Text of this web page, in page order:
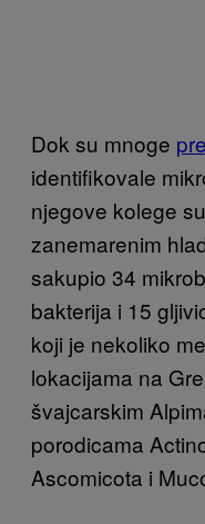
Dok su mnoge
identifikovale
njegove kolege
zanemarenim
sakupio 34
bakterija i 15
koji je nekoliko
lokacijama na
švajcarskim
porodicama
Ascomicota i